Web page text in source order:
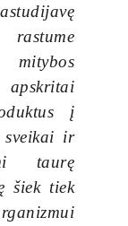
rastume
mitybos
į
sveikai ir
taurę
šiek tiek